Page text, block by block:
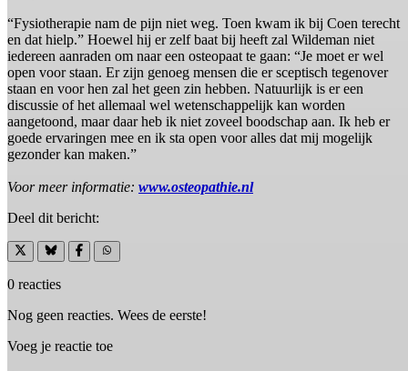
“Fysiotherapie nam de pijn niet weg. Toen kwam ik bij Coen terecht
en dat hielp.” Hoewel hij er zelf baat bij heeft zal Wildeman niet
iedereen aanraden om naar een osteopaat te gaan: “Je moet er wel
open voor staan. Er zijn genoeg mensen die er sceptisch tegenover
staan en voor hen zal het geen zin hebben. Natuurlijk is er een
discussie of het allemaal wel wetenschappelijk kan worden
aangetoond, maar daar heb ik niet zoveel boodschap aan. Ik heb er
goede ervaringen mee en ik sta open voor alles dat mij mogelijk
gezonder kan maken.”
Voor meer informatie: www.osteopathie.nl
Deel dit bericht:
0 reacties
Nog geen reacties. Wees de eerste!
Voeg je reactie toe